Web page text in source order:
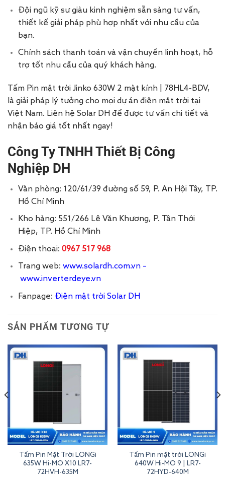
Đội ngũ kỹ sư giàu kinh nghiệm sẵn sàng tư vấn,
thiết kế giải pháp phù hợp nhất với nhu cầu của
bạn.
Chính sách thanh toán và vận chuyển linh hoạt, hỗ
trợ tốt nhu cầu của quý khách hàng.
Tấm Pin mặt trời Jinko 630W 2 mặt kính | 78HL4-BDV,
là giải pháp lý tưởng cho mọi dự án điện mặt trời tại
Việt Nam. Liên hệ Solar DH để được tư vấn chi tiết và
nhận báo giá tốt nhất ngay!
Công Ty TNHH Thiết Bị Công
Nghiệp DH
Văn phòng: 120/61/39 đường số 59, P. An Hội Tây, TP.
Hồ Chí Minh
Kho hàng: 551/266 Lê Văn Khương, P. Tân Thới
Hiệp, TP. Hồ Chí Minh
Điện thoại: 0967 517 968
Trang web: www.solardh.com.vn–
www.inverterdeye.vn
Fanpage: Điện mặt trời Solar DH
SẢN PHẨM TƯƠNG TỰ
Tấm Pin Mặt Trời LONGi
635W Hi-MO X10 LR7-
72HVH-635M
Tấm Pin mặt trời LONGi
640W Hi-MO 9 | LR7-
72HYD-640M